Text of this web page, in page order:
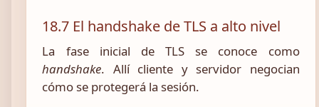
18.7 El handshake de TLS a alto nivel
La fase inicial de TLS se conoce como
handshake. Allí cliente y servidor negocian
cómo se protegerá la sesión.